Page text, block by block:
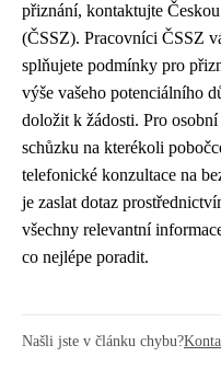
přiznání, kontaktujte
(ČSSZ). Pracovníci ČSSZ
splňujete podmínky pro
výše vašeho potenciálního
doložit k žádosti. Pro
schůzku na kterékoli
telefonické konzultace na
je zaslat dotaz
všechny relevantní
co nejlépe poradit.
Našli jste v článku chybu?